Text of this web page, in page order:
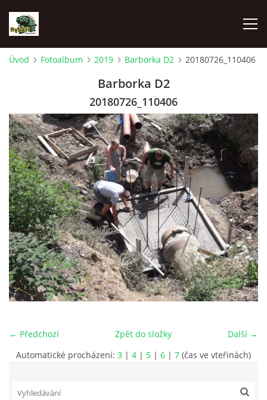
SPONZOŘI MO ČRS SKUHROV NAD BĚLOU
O NÁS
RYBÁŘSKÝ KROUŽEK
HISTORIE
JAK SE STÁT ČLENEM MO ČRS
Úvod Fotoalbum 2019 Barborka D2 20180726_110406
Barborka D2
20180726_110406
← Předchozí Další →
Zpět do složky
Automatické procházení: 3 | 4 | 5 | 6 | 7 (čas ve vteřinách)